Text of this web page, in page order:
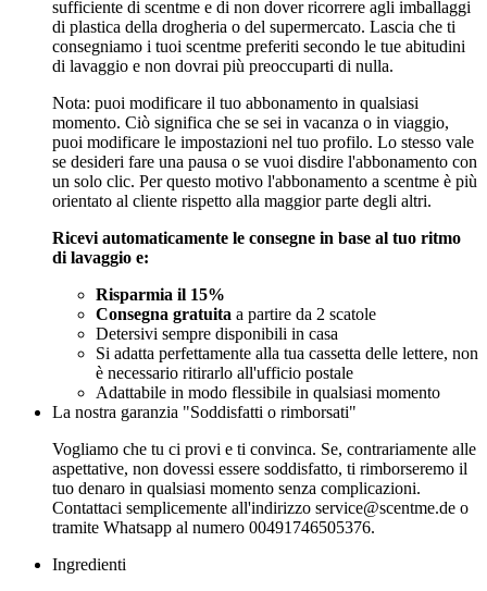
sufficiente di scentme e di non dover ricorrere agli imballaggi
di plastica della drogheria o del supermercato. Lascia che ti
consegniamo i tuoi scentme preferiti secondo le tue abitudini
di lavaggio e non dovrai più preoccuparti di nulla.
Nota: puoi modificare il tuo abbonamento in qualsiasi
momento. Ciò significa che se sei in vacanza o in viaggio,
puoi modificare le impostazioni nel tuo profilo. Lo stesso vale
se desideri fare una pausa o se vuoi disdire l'abbonamento con
un solo clic. Per questo motivo l'abbonamento a scentme è più
orientato al cliente rispetto alla maggior parte degli altri.
Ricevi automaticamente le consegne in base al tuo ritmo
di lavaggio e:
Risparmia il 15%
Consegna gratuita a partire da 2 scatole
Detersivi sempre disponibili in casa
Si adatta perfettamente alla tua cassetta delle lettere, non
è necessario ritirarlo all'ufficio postale
Adattabile in modo flessibile in qualsiasi momento
La nostra garanzia "Soddisfatti o rimborsati"
Vogliamo che tu ci provi e ti convinca. Se, contrariamente alle
aspettative, non dovessi essere soddisfatto, ti rimborseremo il
tuo denaro in qualsiasi momento senza complicazioni.
Contattaci semplicemente all'indirizzo service@scentme.de o
tramite Whatsapp al numero 00491746505376.
Ingredienti